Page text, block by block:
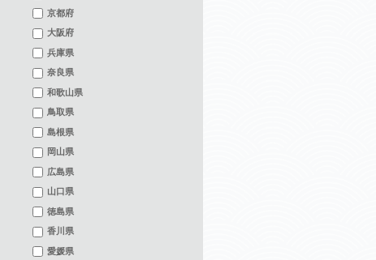
京都府
大阪府
兵庫県
奈良県
和歌山県
鳥取県
島根県
岡山県
広島県
山口県
徳島県
香川県
愛媛県